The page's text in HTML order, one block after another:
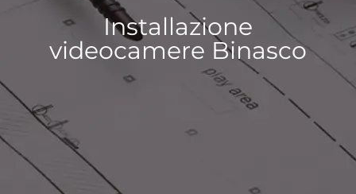
Installazione
videocamere Binasco